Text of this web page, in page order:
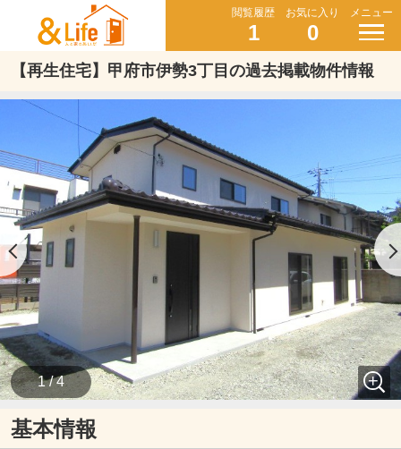
閲覧履歴
1
お気に入り
0
メニュー
【再生住宅】甲府市伊勢3丁目の過去掲載物件情報
1 / 4
基本情報